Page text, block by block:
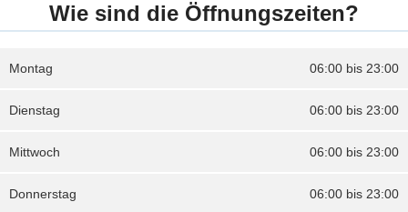
Wie sind die Öffnungszeiten?
06:00 bis 23:00
Montag
06:00 bis 23:00
Dienstag
06:00 bis 23:00
Mittwoch
06:00 bis 23:00
Donnerstag